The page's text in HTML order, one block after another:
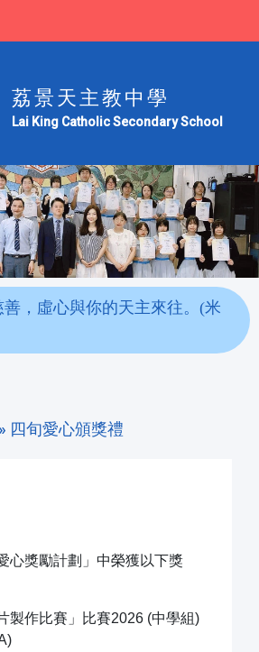
荔景天主教中學
Lai King Catholic Secondary School
，虛心與你的天主來往。(米
» 四旬愛心頒獎禮
心獎勵計劃」中榮獲以下獎
製作比賽」比賽2026 (中學組)